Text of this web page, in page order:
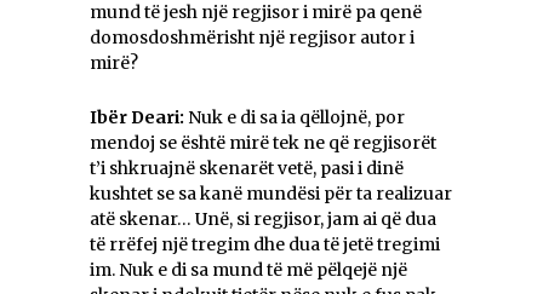
mund të jesh një regjisor i mirë pa qenë
domosdoshmërisht një regjisor autor i
mirë?
Ibër Deari: Nuk e di sa ia qëllojnë, por
mendoj se është mirë tek ne që regjisorët
t’i shkruajnë skenarët vetë, pasi i dinë
kushtet se sa kanë mundësi për ta realizuar
atë skenar… Unë, si regjisor, jam ai që dua
të rrëfej një tregim dhe dua të jetë tregimi
im. Nuk e di sa mund të më pëlqejë një